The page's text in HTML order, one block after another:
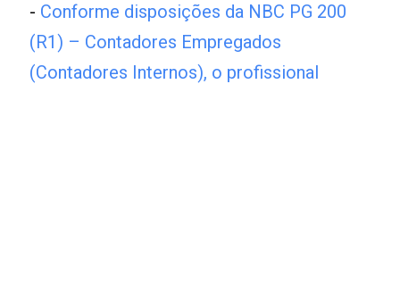
- Conforme disposições da NBC PG 200
(R1) – Contadores Empregados
(Contadores Internos), o profissional